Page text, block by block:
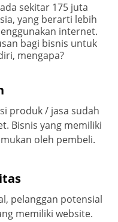
sekitar 175 juta
yang berarti lebih
internet.
bagi bisnis untuk
mengapa?
produk / jasa sudah
Bisnis yang memiliki
oleh pembeli.
pelanggan potensial
memiliki website.